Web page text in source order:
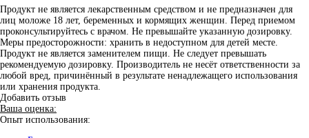
Продукт не является лекарственным средством и не предназначен для
лиц моложе 18 лет, беременных и кормящих женщин. Перед приемом
проконсультируйтесь с врачом. Не превышайте указанную дозировку.
Меры предосторожности: хранить в недоступном для детей месте.
Продукт не является заменителем пищи. Не следует превышать
рекомендуемую дозировку. Производитель не несёт ответственности за
любой вред, причинённый в результате ненадлежащего использования
или хранения продукта.
Добавить отзыв
Ваша оценка:
Опыт использования: